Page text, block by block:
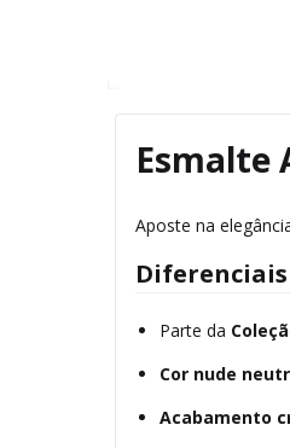
Esmalte
Aposte na
Parte da
Cor nude
Acabamento